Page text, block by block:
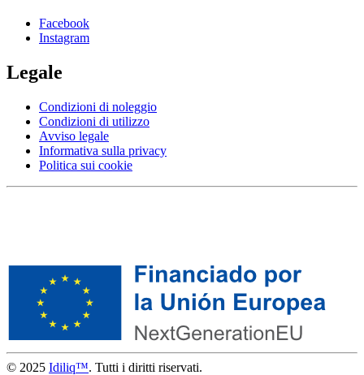
Facebook
Instagram
Legale
Condizioni di noleggio
Condizioni di utilizzo
Avviso legale
Informativa sulla privacy
Politica sui cookie
© 2025 Idiliq™. Tutti i diritti riservati.